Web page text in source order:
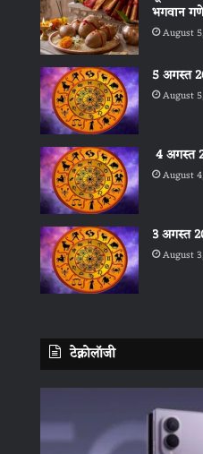
भगवान
August
5 अगस्त
August
4 अगस्त
August
3 अगस्त
August
टेक्नोलॉजी